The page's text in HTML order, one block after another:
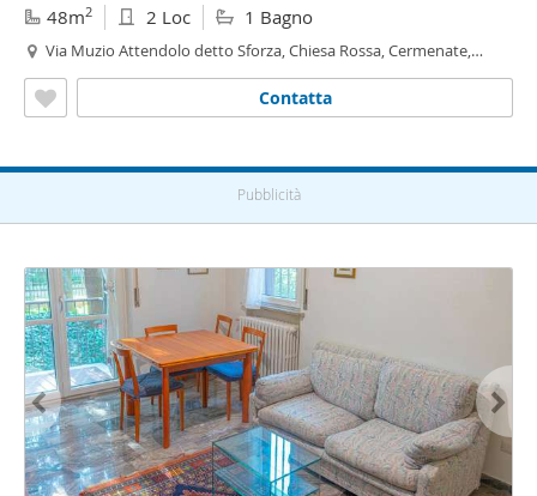
48m2 2 Loc 1 Bagno
Via Muzio Attendolo detto Sforza, Chiesa Rossa, Cermenate,
Contatta
Pubblicità